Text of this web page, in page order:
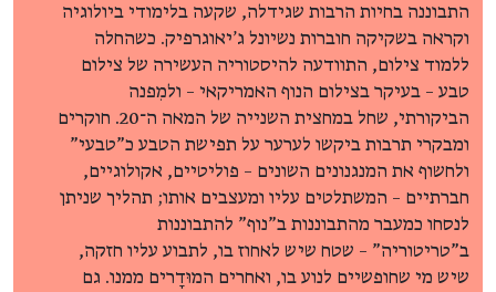
התבוננה בחיות הרבות שגידלה, שקעה בלימודי ביולוגיה
וקראה בשקיקה חוברות נשיונל ג'יאוגרפיק. כשהחלה
ללמוד צילום, התוודעה להיסטוריה העשירה של צילום
טבע – בעיקר בצילום הנוף האמריקאי – ולמִפנה
הביקורתי, שחל במחצית השנייה של המאה ה־20. חוקרים
ומבקרי תרבות ביקשו לערער על תפישת הטבע כ"טבעי"
ולחשוף את המנגנונים השונים – פוליטיים, אקולוגיים,
חברתיים – המשתלטים עליו ומעצבים אותו; תהליך שניתן
לנסחו כמעבר מהתבוננות ב"נוף" להתבוננות
ב"טריטוריה" – שטח שיש לאחוז בו, לתבוע עליו חזקה,
שיש מי שחופשיים לנוע בו, ואחרים המוּדָרים ממנו. גם